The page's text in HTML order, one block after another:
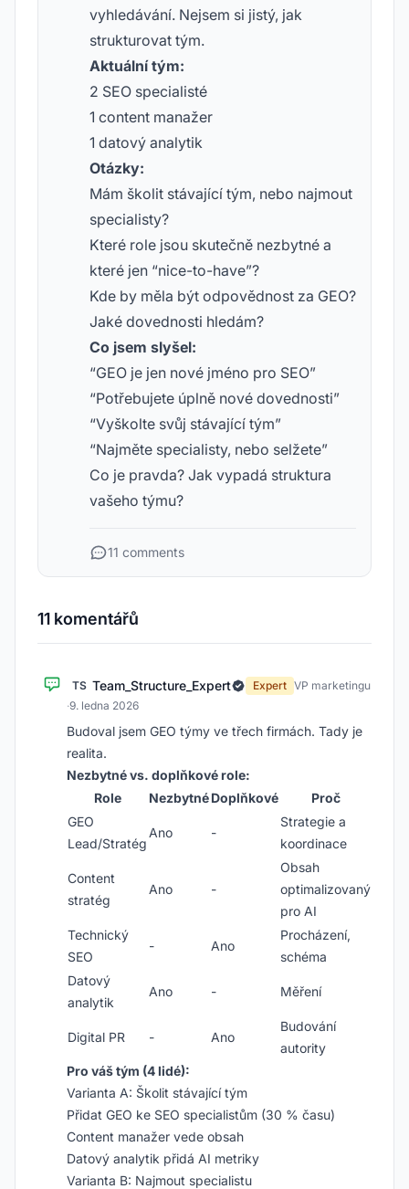
vyhledávání. Nejsem si jistý, jak
strukturovat tým.
Aktuální tým:
2 SEO specialisté
1 content manažer
1 datový analytik
Otázky:
Mám školit stávající tým, nebo najmout
specialisty?
Které role jsou skutečně nezbytné a
které jen “nice-to-have”?
Kde by měla být odpovědnost za GEO?
Jaké dovednosti hledám?
Co jsem slyšel:
“GEO je jen nové jméno pro SEO”
“Potřebujete úplně nové dovednosti”
“Vyškolte svůj stávající tým”
“Najměte specialisty, nebo selžete”
Co je pravda? Jak vypadá struktura
vašeho týmu?
11 comments
11 komentářů
TS Team_Structure_Expert Expert VP marketingu
·9. ledna 2026
Budoval jsem GEO týmy ve třech firmách. Tady je
realita.
Nezbytné vs. doplňkové role:
Role
NezbytnéDoplňkové
Proč
GEO
Lead/Stratég
Ano -
Strategie a
koordinace
Content
stratég
Ano -
Obsah
optimalizovaný
pro AI
Technický
SEO
- Ano
Procházení,
schéma
Datový
analytik
Ano - Měření
Digital PR - Ano
Budování
autority
Pro váš tým (4 lidé):
Varianta A: Školit stávající tým
Přidat GEO ke SEO specialistům (30 % času)
Content manažer vede obsah
Datový analytik přidá AI metriky
Varianta B: Najmout specialistu